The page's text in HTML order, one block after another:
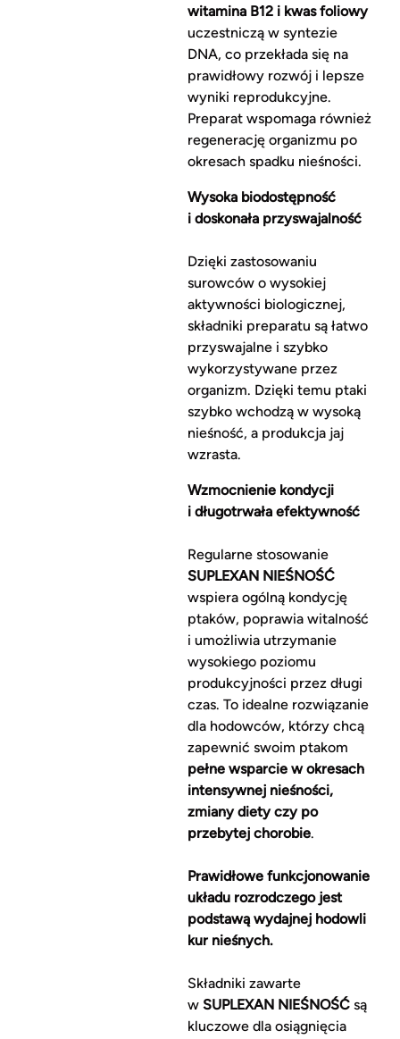
witamina B12 i kwas foliowy
uczestniczą w syntezie
DNA, co przekłada się na
prawidłowy rozwój i lepsze
wyniki reprodukcyjne.
Preparat wspomaga również
regenerację organizmu po
okresach spadku nieśności.
Wysoka biodostępność
i doskonała przyswajalność
Dzięki zastosowaniu
surowców o wysokiej
aktywności biologicznej,
składniki preparatu są łatwo
przyswajalne i szybko
wykorzystywane przez
organizm. Dzięki temu ptaki
szybko wchodzą w wysoką
nieśność, a produkcja jaj
wzrasta.
Wzmocnienie kondycji
i długotrwała efektywność
Regularne stosowanie
SUPLEXAN NIEŚNOŚĆ
wspiera ogólną kondycję
ptaków, poprawia witalność
i umożliwia utrzymanie
wysokiego poziomu
produkcyjności przez długi
czas. To idealne rozwiązanie
dla hodowców, którzy chcą
zapewnić swoim ptakom
pełne wsparcie w okresach
intensywnej nieśności,
zmiany diety czy po
przebytej chorobie.
Prawidłowe funkcjonowanie
układu rozrodczego jest
podstawą wydajnej hodowli
kur nieśnych.
Składniki zawarte
w SUPLEXAN NIEŚNOŚĆsą
kluczowe dla osiągnięcia